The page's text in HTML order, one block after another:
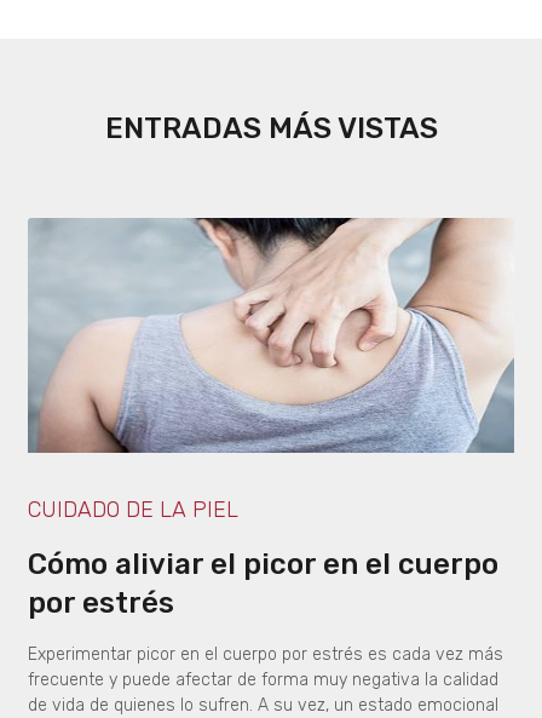
ENTRADAS MÁS VISTAS
CUIDADO DE LA PIEL
Cómo aliviar el picor en el cuerpo
por estrés
Experimentar picor en el cuerpo por estrés es cada vez más
frecuente y puede afectar de forma muy negativa la calidad
de vida de quienes lo sufren. A su vez, un estado emocional